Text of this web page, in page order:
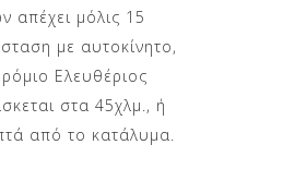
απέχει μόλις 15
με αυτοκίνητο,
Ελευθέριος
στα 45χλμ., ή
από το κατάλυμα.